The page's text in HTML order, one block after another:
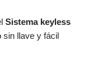
Sistema keyless
sin llave y fácil